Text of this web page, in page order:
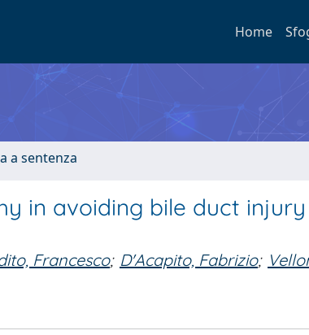
Home
a sentenza
in avoiding bile duct injury
Francesco; D'Acapito, Fabrizio;